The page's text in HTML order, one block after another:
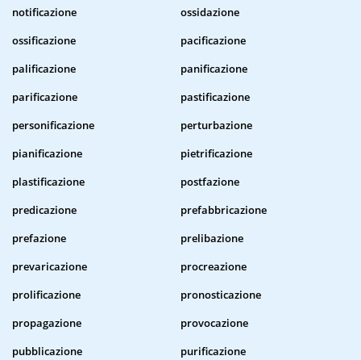
notificazione
ossidazione
ossificazione
pacificazione
palificazione
panificazione
parificazione
pastificazione
personificazione
perturbazione
pianificazione
pietrificazione
plastificazione
postfazione
predicazione
prefabbricazione
prefazione
prelibazione
prevaricazione
procreazione
prolificazione
pronosticazione
propagazione
provocazione
pubblicazione
purificazione